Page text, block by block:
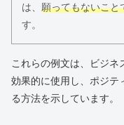
は、 願ってもないこと
す。
これらの例文は、ビジネ
効果的に使用し、ポジテ
る方法を示しています。